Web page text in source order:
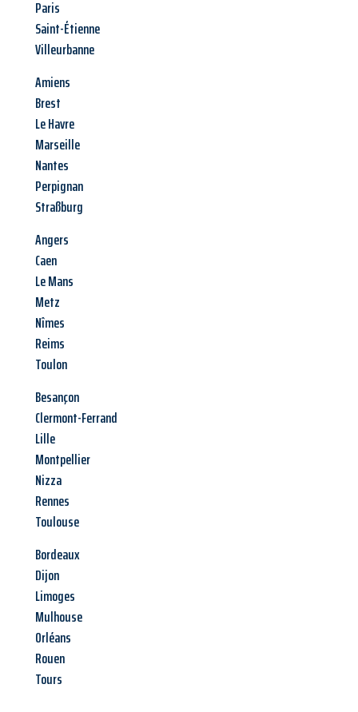
Paris
Saint-Étienne
Villeurbanne
Amiens
Brest
Le Havre
Marseille
Nantes
Perpignan
Straßburg
Angers
Caen
Le Mans
Metz
Nîmes
Reims
Toulon
Besançon
Clermont-Ferrand
Lille
Montpellier
Nizza
Rennes
Toulouse
Bordeaux
Dijon
Limoges
Mulhouse
Orléans
Rouen
Tours